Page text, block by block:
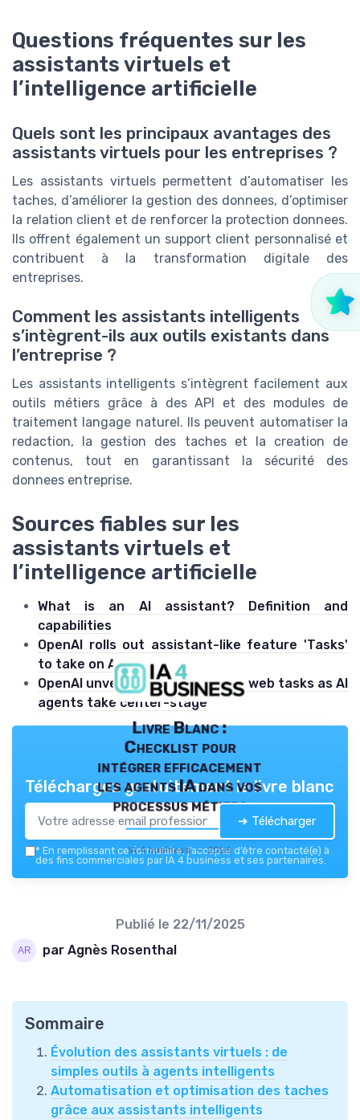
Questions fréquentes sur les
assistants virtuels et
l’intelligence artificielle
Quels sont les principaux avantages des
assistants virtuels pour les entreprises ?
Les assistants virtuels permettent d’automatiser les
taches, d’améliorer la gestion des donnees, d’optimiser
la relation client et de renforcer la protection donnees.
Ils offrent également un support client personnalisé et
contribuent à la transformation digitale des
entreprises.
Comment les assistants intelligents
s’intègrent-ils aux outils existants dans
l’entreprise ?
Les assistants intelligents s’intègrent facilement aux
outils métiers grâce à des API et des modules de
traitement langage naturel. Ils peuvent automatiser la
redaction, la gestion des taches et la creation de
contenus, tout en garantissant la sécurité des
donnees entreprise.
Sources fiables sur les
assistants virtuels et
l’intelligence artificielle
What is an AI assistant? Definition and
capabilities
OpenAI rolls out assistant-like feature 'Tasks'
to take on Alexa, Siri
OpenAI unveils tool to automate web tasks as AI
agents take center-stage
Livre Blanc :
Checklist pour
intégrer efficacement
les agents IA dans vos
processus métiers
IA 4 business — 2026
Téléchargez gratuitement le livre blanc
➔ Télécharger
* En remplissant ce formulaire, j’accepte d’être contacté(e) à
des fins commerciales par IA 4 business et ses partenaires.
Publié le 22/11/2025
par Agnès Rosenthal
Sommaire
Évolution des assistants virtuels : de
simples outils à agents intelligents
Automatisation et optimisation des taches
grâce aux assistants intelligents